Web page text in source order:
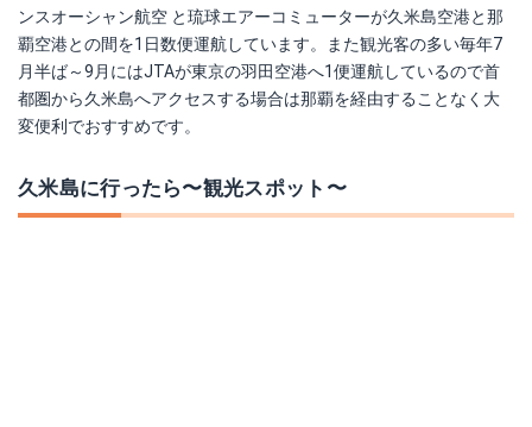
ンスオーシャン航空 と琉球エアーコミューターが久米島空港と那
覇空港との間を1日数便運航しています。また観光客の多い毎年7
月半ば～9月にはJTAが東京の羽田空港へ1便運航しているので首
都圏から久米島へアクセスする場合は那覇を経由することなく大
変便利でおすすめです。
久米島に行ったら〜観光スポット〜